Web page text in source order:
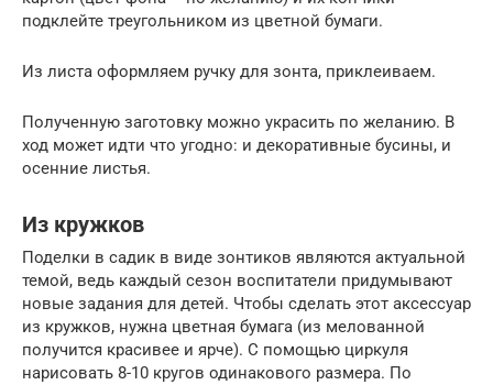
подклейте треугольником из цветной бумаги.
Из листа оформляем ручку для зонта, приклеиваем.
Полученную заготовку можно украсить по желанию. В
ход может идти что угодно: и декоративные бусины, и
осенние листья.
Из кружков
Поделки в садик в виде зонтиков являются актуальной
темой, ведь каждый сезон воспитатели придумывают
новые задания для детей. Чтобы сделать этот аксессуар
из кружков, нужна цветная бумага (из мелованной
получится красивее и ярче). С помощью циркуля
нарисовать 8-10 кругов одинакового размера. По